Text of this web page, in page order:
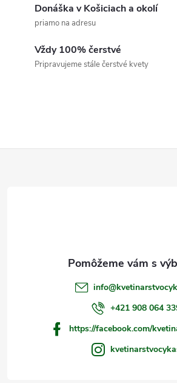
Donáška v Košiciach a okolí
priamo na adresu
Vždy 100% čerstvé
Pripravujeme stále čerstvé kvety
info@
+421 908 064
https://facebook.com/